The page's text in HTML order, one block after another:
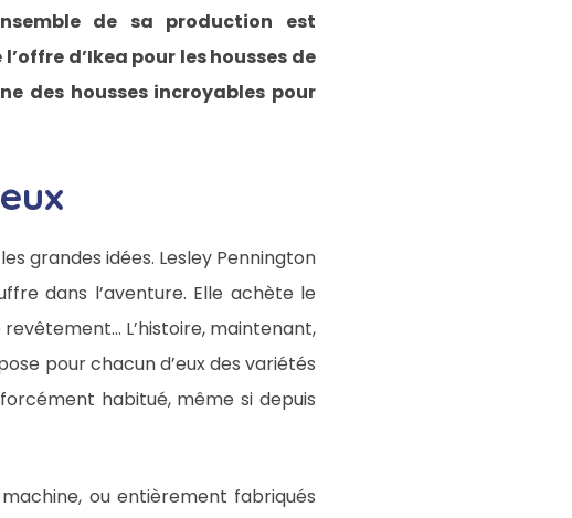
de sa production est
d’Ikea pour les housses de
des housses incroyables pour
grandes idées. Lesley Pennington
dans l’aventure. Elle achète le
L’histoire, maintenant,
pour chacun d’eux des variétés
habitué, même si depuis
ou entièrement fabriqués